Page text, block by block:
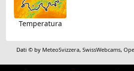
Temperatura
Dati © by MeteoSvizzera,SwissWebcams,